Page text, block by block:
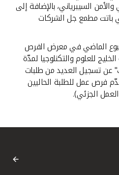
السيبرياني، بالإضافة إلى
باتت مطمع جل الشركات
الماضي في معرض الفرص
للعلوم والتكنلوجيا لمدّة
عن تسجيل العديد من طلبات
فرص عمل للطلبة الحاليين
الجزئي).